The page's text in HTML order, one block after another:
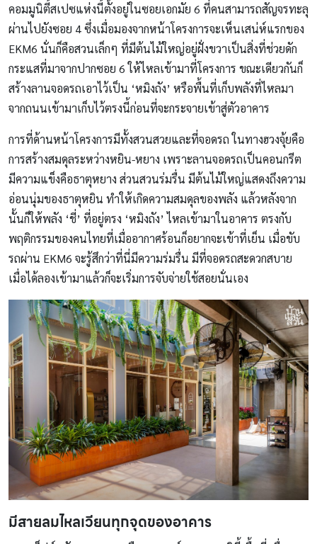
คอมมูนิตี้สเปซแห่งนี้ตั้งอยู่ในซอยเอกมัย 6 ที่คนสามารถสัญจรทะลุ
ผ่านไปยังซอย 4 ซึ่งเมื่อมองจากหน้าโครงการจะเห็นเสน่ห์แรกของ
EKM6 นั่นก็คือสวนเล็กๆ ที่มีต้นไม้ใหญ่อยู่ฝั่งขวาเป็นสิ่งที่ช่วยดัก
กระแสที่มาจากปากซอย 6 ให้ไหลเข้ามาที่โครงการ ขณะเดียวกันก็
สร้างลานจอดรถเอาไว้เป็น ‘หมิงถัง’ หรือพื้นที่เก็บพลังที่ไหลมา
จากถนนเข้ามาเก็บไว้ตรงนี้ก่อนที่จะกระจายเข้าสู่ตัวอาคาร
การที่ด้านหน้าโครงการมีทั้งสวนสวยและที่จอดรถ ในทางฮวงจุ้ยคือ
การสร้างสมดุลระหว่างหยิน-หยาง เพราะลานจอดรถเป็นคอนกรีต
มีความแข็งคือธาตุหยาง ส่วนสวนร่มรื่น มีต้นไม้ใหญ่แสดงถึงความ
อ่อนนุ่มของธาตุหยิน ทำให้เกิดความสมดุลของพลัง แล้วหลังจาก
นั้นก็ให้พลัง ‘ชี่’ ที่อยู่ตรง ‘หมิงถัง’ ไหลเข้ามาในอาคาร ตรงกับ
พฤติกรรมของคนไทยที่เมื่ออากาศร้อนก็อยากจะเข้าที่เย็น เมื่อขับ
รถผ่าน EKM6 จะรู้สึกว่าที่นี่มีความร่มรื่น มีที่จอดรถสะดวกสบาย
เมื่อได้ลองเข้ามาแล้วก็จะเริ่มการจับจ่ายใช้สอยนั่นเอง
มีสายลมไหลเวียนทุกจุดของอาคาร